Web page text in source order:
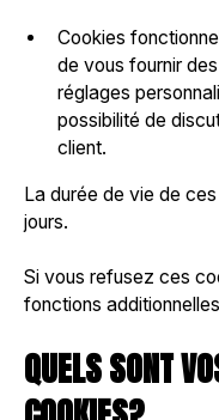
Cookies
de vous fournir
réglages
possibilité de
client.
La durée de vie de
jours.
Si vous refusez ces
fonctions
QUELS SONT